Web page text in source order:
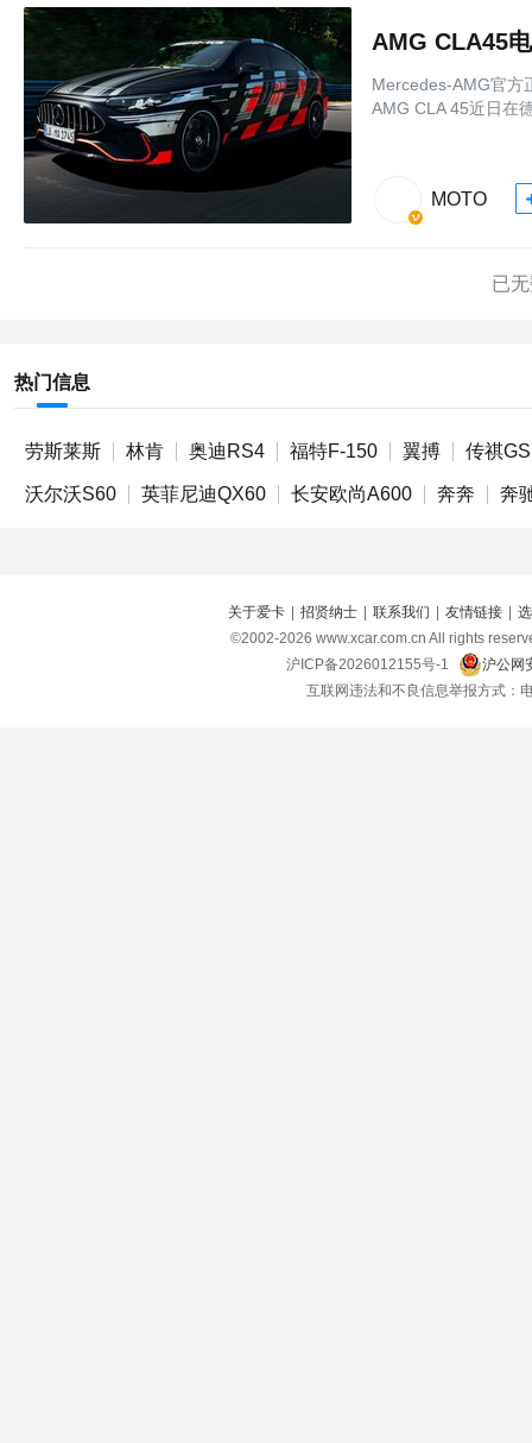
Mercedes-AMG官方
AMG CLA 45近日在
MOTO
已
热门信息
劳斯莱斯 林肯 奥迪RS4 福特F-150 翼搏 传祺
沃尔沃S60 英菲尼迪QX60 长安欧尚A600 奔奔 奔
关于爱卡 | 招贤纳士 | 联系我们 | 友情链接 |
©2002-2026 www.xcar.com.cn All rights
沪ICP备2026012155号-1
沪公网
互联网违法和不良信息举报方式：